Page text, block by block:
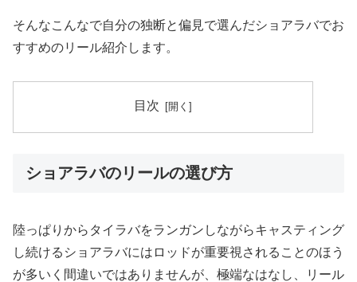
そんなこんなで自分の独断と偏見で選んだショアラバでお
すすめのリール紹介します。
目次
ショアラバのリールの選び方
陸っぱりからタイラバをランガンしながらキャスティング
し続けるショアラバにはロッドが重要視されることのほう
が多いく間違いではありませんが、極端なはなし、リール